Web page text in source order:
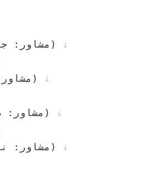
↓
↓
↓
↓